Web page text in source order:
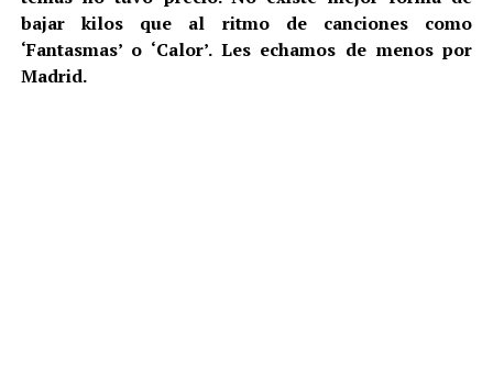
bajar kilos que al ritmo de canciones como
‘Fantasmas’ o ‘Calor’. Les echamos de menos por
Madrid.